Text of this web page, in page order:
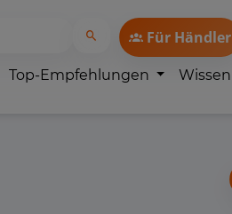
Für Händler
Top-Empfehlungen Wissen